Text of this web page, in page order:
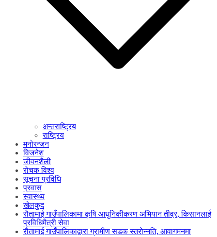
अन्तराष्ट्रिय
राष्ट्रिय
मनोरन्जन
विजनेश
जीवनशैली
रोचक विश्व
सूचना प्रविधि
प्रवास
स्वास्थ्य
खेलकुद
रौतामाई गाउँपालिकामा कृषि आधुनिकीकरण अभियान तीव्र, किसानलाई
प्रविधिमैत्री सेवा
रौतामाई गाउँपालिकाद्वारा ग्रामीण सडक स्तरोन्नति, आवागमनमा